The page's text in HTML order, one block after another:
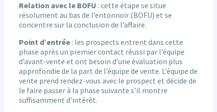
Relation avec le BOFU : cette étape se situe
résolument au bas de l’entonnoir (BOFU) et se
concentre sur la conclusion de l’affaire.
Point d’entrée: les prospects entrent dans cette
phase après un premier contact réussi par l’équipe
d’avant-vente et ont besoin d’une évaluation plus
approfondie de la part de l’équipe de vente. L’équipe de
vente prend rendez-vous avec le prospect et décide de
le faire passer à la phase suivante s’il montre
suffisamment d’intérêt.